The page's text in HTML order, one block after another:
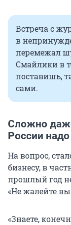
Встреча с
в
перемежал
Смайлики в
поставишь,
сами.
Сложно
России
На вопрос,
бизнесу, в
прошлый год
«Не жалейте
«Знаете,